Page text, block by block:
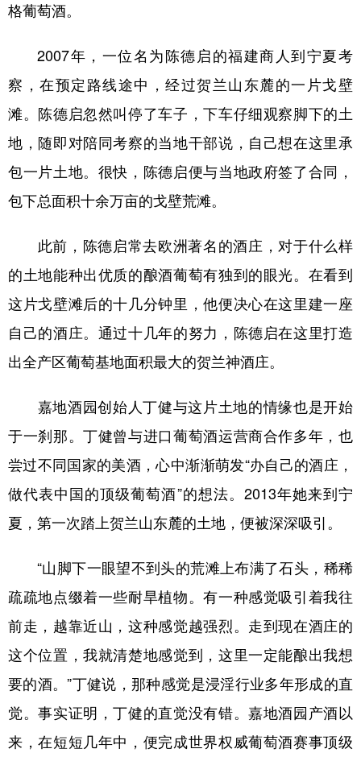
格葡萄酒。
2007年，一位名为陈德启的福建商人到宁夏考
察，在预定路线途中，经过贺兰山东麓的一片戈壁
滩。陈德启忽然叫停了车子，下车仔细观察脚下的土
地，随即对陪同考察的当地干部说，自己想在这里承
包一片土地。很快，陈德启便与当地政府签了合同，
包下总面积十余万亩的戈壁荒滩。
此前，陈德启常去欧洲著名的酒庄，对于什么样
的土地能种出优质的酿酒葡萄有独到的眼光。在看到
这片戈壁滩后的十几分钟里，他便决心在这里建一座
自己的酒庄。通过十几年的努力，陈德启在这里打造
出全产区葡萄基地面积最大的贺兰神酒庄。
嘉地酒园创始人丁健与这片土地的情缘也是开始
于一刹那。丁健曾与进口葡萄酒运营商合作多年，也
尝过不同国家的美酒，心中渐渐萌发“办自己的酒庄，
做代表中国的顶级葡萄酒”的想法。2013年她来到宁
夏，第一次踏上贺兰山东麓的土地，便被深深吸引。
“山脚下一眼望不到头的荒滩上布满了石头，稀稀
疏疏地点缀着一些耐旱植物。有一种感觉吸引着我往
前走，越靠近山，这种感觉越强烈。走到现在酒庄的
这个位置，我就清楚地感觉到，这里一定能酿出我想
要的酒。”丁健说，那种感觉是浸淫行业多年形成的直
觉。事实证明，丁健的直觉没有错。嘉地酒园产酒以
来，在短短几年中，便完成世界权威葡萄酒赛事顶级